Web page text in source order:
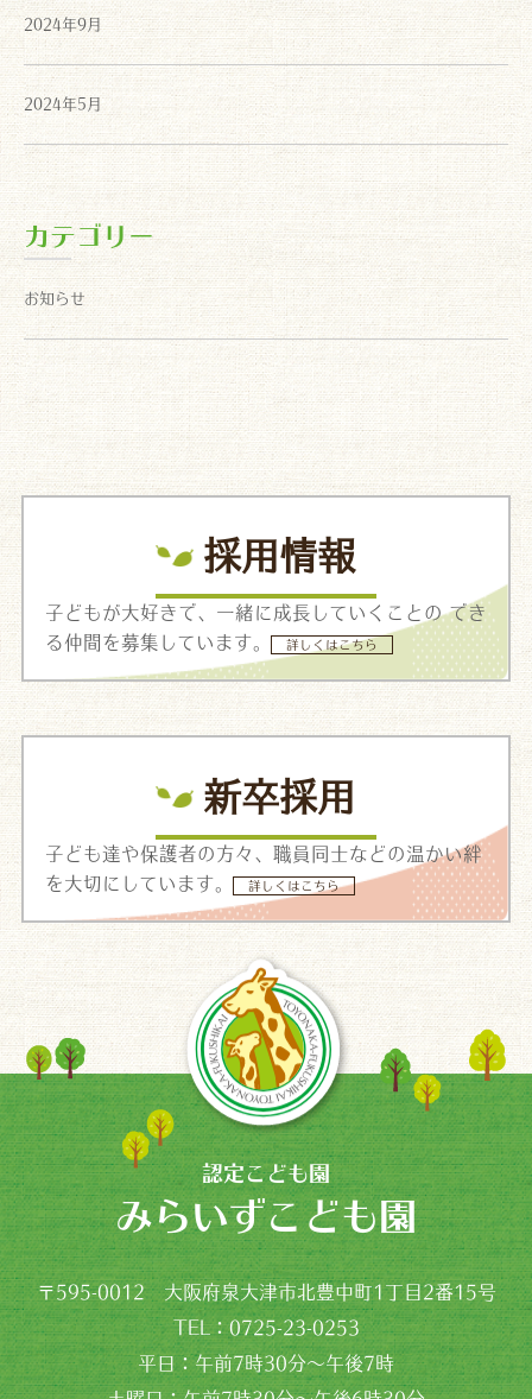
2024年9月
2024年5月
カテゴリー
お知らせ
採用情報
子どもが大好きで、一緒に成長していくことの でき
る仲間を募集しています。
詳しくはこちら
新卒採用
子ども達や保護者の方々、職員同士などの温かい絆
を大切にしています。
詳しくはこちら
認定こども園
みらいずこども園
〒595-0012 大阪府泉大津市北豊中町1丁目2番15号
TEL：0725-23-0253
平日：午前7時30分～午後7時